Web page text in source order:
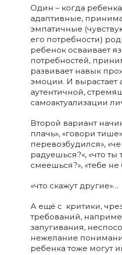
Один – когда
адаптивные,
эмпатичные
его потребности)
ребенок осваивает
потребностей,
развивает навык
эмоции. И вырастает
аутентичной,
самоактуализации
Второй вариант
плачь», «говори
перевозбудился»,
радуешься?«, «что ты
смеешься?», «тебе не
«что скажут другие»…
А ещё с критики,
требований,
запугивания,
нежелание
ребенка тоже могут